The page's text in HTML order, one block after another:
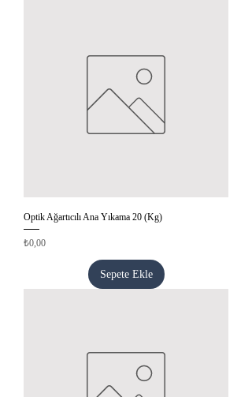
Optik Ağartıcılı Ana Yıkama 20 (Kg)
Fiyat
₺0,00
Sepete Ekle